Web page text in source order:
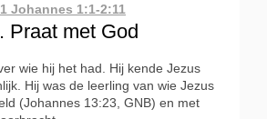
1 Johannes 1:1-2:11
Praat met God
wie hij het had. Hij kende Jezus
Hij was de leerling van wie Jezus
(Johannes 13:23, GNB) en met